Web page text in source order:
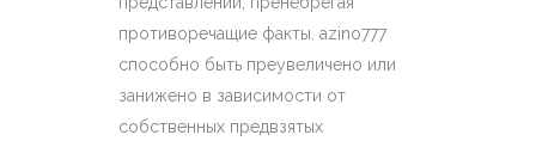
противоречащие факты. azino777
способно быть преувеличено или
занижено в зависимости от
собственных предвзятых